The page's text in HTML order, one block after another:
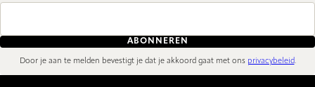
ABONNEREN
Door je aan te melden bevestigt je dat je akkoord gaat met ons privacybeleid.